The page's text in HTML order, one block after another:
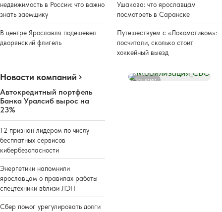
недвижимость в России: что важно
знать заемщику
В центре Ярославля подешевел
дворянский флигель
Ушакова: что ярославцам
посмотреть в Саранске
Путешествуем с «Локомотивом»:
посчитали, сколько стоит
хоккейный выезд
Новости компаний
Автокредитный портфель
Банка Уралсиб вырос на
23%
Т2 признан лидером по числу
бесплатных сервисов
кибербезопасности
Энергетики напомнили
ярославцам о правилах работы
спецтехники вблизи ЛЭП
Сбер помог урегулировать долги
Реклама